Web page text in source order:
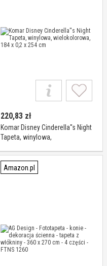
220,83 zł
Komar Disney Cinderella''s Night
Tapeta, winylowa,
cm
Amazon.pl